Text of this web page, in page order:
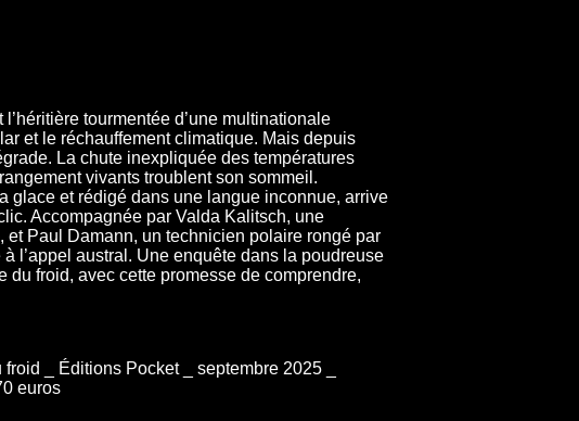
tourmentée d’une multinationale
et le réchauffement climatique. Mais depuis
La chute inexpliquée des températures
vivants troublent son sommeil.
glace et rédigé dans une langue inconnue, arrive
Accompagnée par Valda Kalitsch, une
Paul Damann, un technicien polaire rongé par
l’appel austral. Une enquête dans la poudreuse
du froid, avec cette promesse de comprendre,
_ Éditions Pocket _ septembre 2025 _
euros